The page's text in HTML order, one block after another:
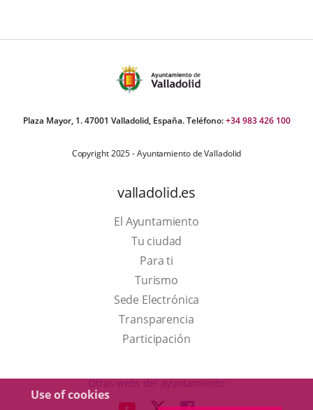
Use of cookies
Plaza Mayor, 1. 47001 Valladolid, España. Teléfono:+34 983 426 100
Copyright 2025 - Ayuntamiento de Valladolid
valladolid.es
El Ayuntamiento
Tu ciudad
Para ti
TurismoThis
link
will
open
a
Sede Electrónica
Transparencia
Participación
Otras webs del ayuntamiento